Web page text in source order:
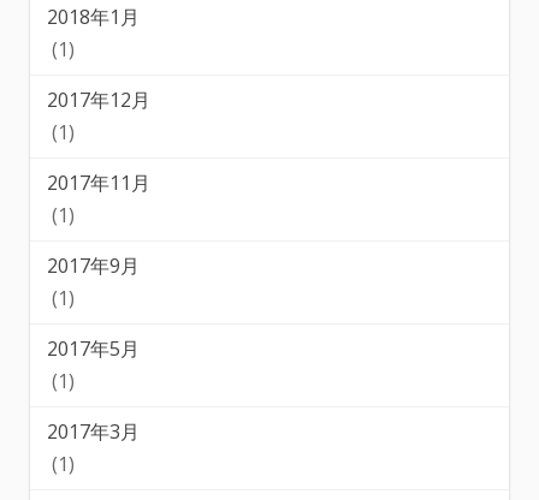
2018年1月
(1)
2017年12月
(1)
2017年11月
(1)
2017年9月
(1)
2017年5月
(1)
2017年3月
(1)